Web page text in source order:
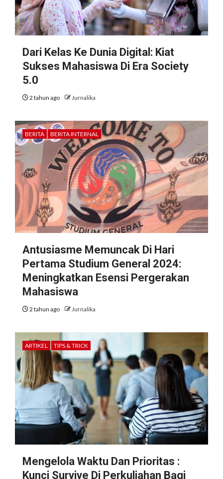
Dari Kelas Ke Dunia Digital: Kiat
Sukses Mahasiswa Di Era Society
5.0
2 tahun ago Jurnalika
BERITA BERITA INTERNAL
Antusiasme Memuncak Di Hari
Pertama Studium General 2024:
Meningkatkan Esensi Pergerakan
Mahasiswa
2 tahun ago Jurnalika
ARTIKEL TIPS & TRICK
Mengelola Waktu Dan Prioritas :
Kunci Survive Di Perkuliahan Bagi